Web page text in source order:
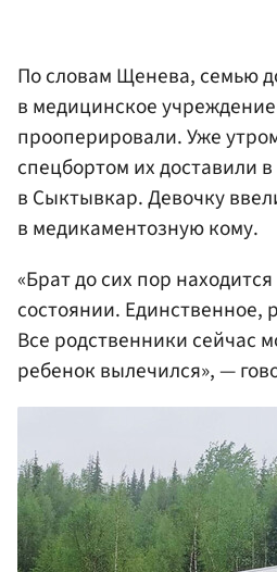
По словам Щенева, семью
в медицинское
прооперировали. Уже
спецбортом их доставили
в Сыктывкар. Девочку
в медикаментозную кому.
«Брат до сих пор
состоянии. Единственное,
Все родственники сейчас
ребенок вылечился», —